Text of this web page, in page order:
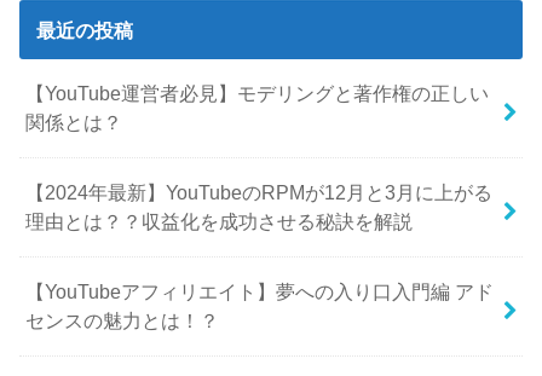
最近の投稿
【YouTube運営者必見】モデリングと著作権の正しい
関係とは？
【2024年最新】YouTubeのRPMが12月と3月に上がる
理由とは？？収益化を成功させる秘訣を解説
【YouTubeアフィリエイト】夢への入り口入門編 アド
センスの魅力とは！？